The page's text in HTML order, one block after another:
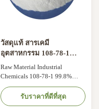
วัสดุแท้ สารเคมี
อุตสาหกรรม 108-78-1
99.8% เมลามีน ขาว
Raw Material Industrial
Chemicals 108-78-1 99.8%
White Powder Melamine
Product Description: Melamine
powder is a basic intermediate
รับราคาที่ดีที่สุด